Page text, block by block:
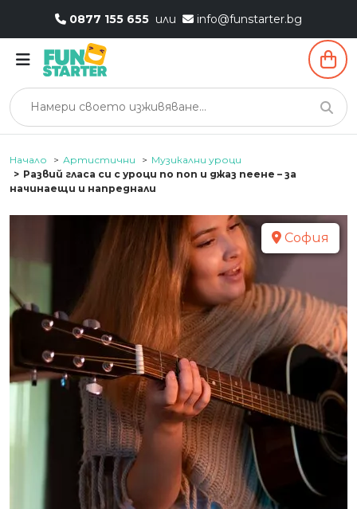
0877 155 655 или info@funstarter.bg
Начало Артистични
Музикални уроци
Развий гласа си с уроци по поп и джаз пеене – за
начинаещи и напреднали
София